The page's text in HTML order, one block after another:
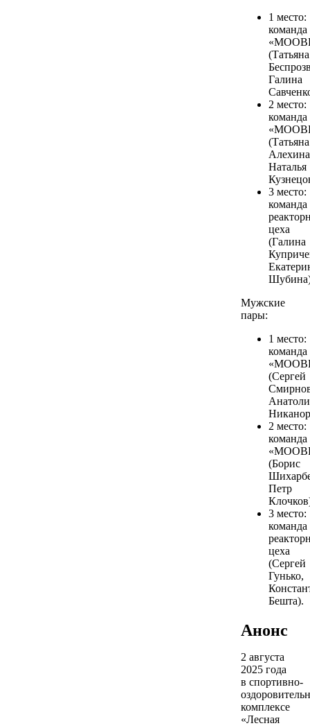
1 место:
команда
(Татьяна
Галина
2 место:
команда
(Татьяна
Наталья
3 место:
команда
цеха
(Галина
Мужские
пары:
1 место:
команда
(Сергей
2 место:
команда
(Борис
Петр
3 место:
команда
цеха
(Сергей
Гунько,
Бешта).
Анонс
2 августа
2025 года
в спортивно-
комплексе
«Лесная